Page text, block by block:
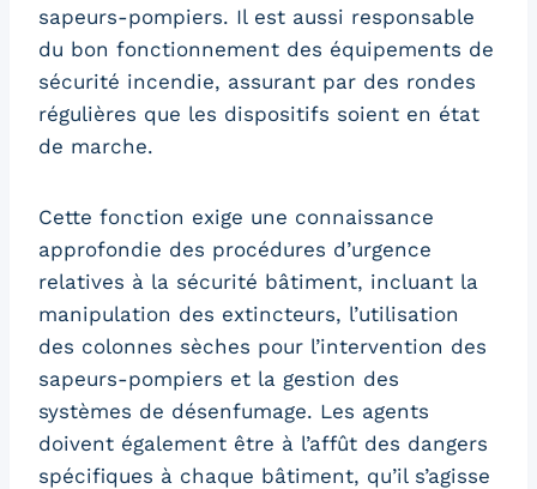
sapeurs-pompiers. Il est aussi responsable
du bon fonctionnement des équipements de
sécurité incendie, assurant par des rondes
régulières que les dispositifs soient en état
de marche.
Cette fonction exige une connaissance
approfondie des procédures d’urgence
relatives à la sécurité bâtiment, incluant la
manipulation des extincteurs, l’utilisation
des colonnes sèches pour l’intervention des
sapeurs-pompiers et la gestion des
systèmes de désenfumage. Les agents
doivent également être à l’affût des dangers
spécifiques à chaque bâtiment, qu’il s’agisse